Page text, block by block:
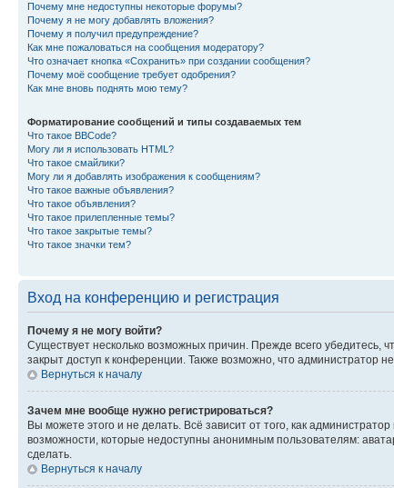
Почему мне недоступны некоторые форумы?
Почему я не могу добавлять вложения?
Почему я получил предупреждение?
Как мне пожаловаться на сообщения модератору?
Что означает кнопка «Сохранить» при создании сообщения?
Почему моё сообщение требует одобрения?
Как мне вновь поднять мою тему?
Форматирование сообщений и типы создаваемых тем
Что такое BBCode?
Могу ли я использовать HTML?
Что такое смайлики?
Могу ли я добавлять изображения к сообщениям?
Что такое важные объявления?
Что такое объявления?
Что такое прилепленные темы?
Что такое закрытые темы?
Что такое значки тем?
Вход на конференцию и регистрация
Почему я не могу войти?
Существует несколько возможных причин. Прежде всего
закрыт доступ к конференции. Также возможно, что администратор
Вернуться к началу
Зачем мне вообще нужно регистрироваться?
Вы можете этого и не делать. Всё зависит от того, как
возможности, которые недоступны анонимным пользователям:
сделать.
Вернуться к началу